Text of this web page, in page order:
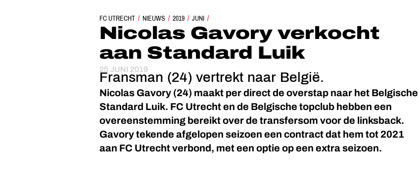
FC UTRECHT NIEUWS 2019 JUNI
NICOLAS GAVORY VERKOCHT AAN STANDARD LUIK
Nicolas Gavory verkocht
aan Standard Luik
25 JUNI 2019
Fransman (24) vertrekt naar België.
Nicolas Gavory (24) maakt per direct de overstap naar het Belgische
Standard Luik. FC Utrecht en de Belgische topclub hebben een
overeenstemming bereikt over de transfersom voor de linksback.
Gavory tekende afgelopen seizoen een contract dat hem tot 2021
aan FC Utrecht verbond, met een optie op een extra seizoen.